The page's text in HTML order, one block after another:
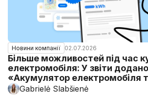
Новини компанії 02.07.2026
Більше можливостей під час
електромобіля: У звіти
«Акумулятор електромобіля
Gabrielė Slabšienė